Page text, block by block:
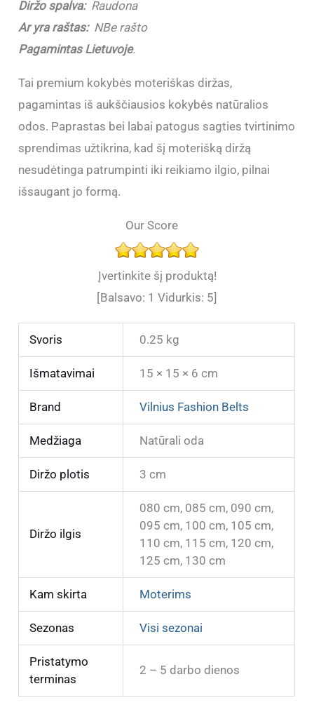
Diržo spalva:Raudona
Ar yra raštas:NBe rašto
Pagamintas Lietuvoje.
Tai premium kokybės moteriškas diržas,
pagamintas iš aukščiausios kokybės natūralios
odos. Paprastas bei labai patogus sagties tvirtinimo
sprendimas užtikrina, kad šį moterišką diržą
nesudėtinga patrumpinti iki reikiamo ilgio, pilnai
išsaugant jo formą.
Our Score
Įvertinkite šį produktą!
[Balsavo: 1 Vidurkis: 5]
Svoris 0.25 kg
Išmatavimai 15 × 15 × 6 cm
Brand Vilnius Fashion Belts
Medžiaga Natūrali oda
Diržo plotis 3 cm
Diržo ilgis
080 cm, 085 cm, 090 cm,
095 cm, 100 cm, 105 cm,
110 cm, 115 cm, 120 cm,
125 cm, 130 cm
Kam skirta Moterims
Sezonas Visi sezonai
Pristatymo
terminas
2 – 5 darbo dienos